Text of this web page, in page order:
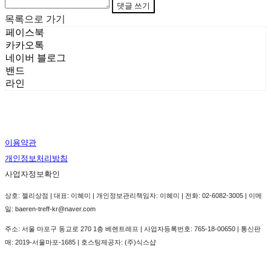
댓글 쓰기
목록으로 가기
페이스북
카카오톡
네이버 블로그
밴드
라인
이용약관
개인정보처리방침
사업자정보확인
상호: 젤리상점 | 대표: 이혜미 | 개인정보관리책임자: 이혜미 | 전화: 02-6082-3005 | 이메
일: baeren-treff-kr@naver.com
주소: 서울 마포구 동교로 270 1층 베렌트레프 | 사업자등록번호: 765-18-00650 | 통신판
매: 2019-서울마포-1685 | 호스팅제공자: (주)식스샵